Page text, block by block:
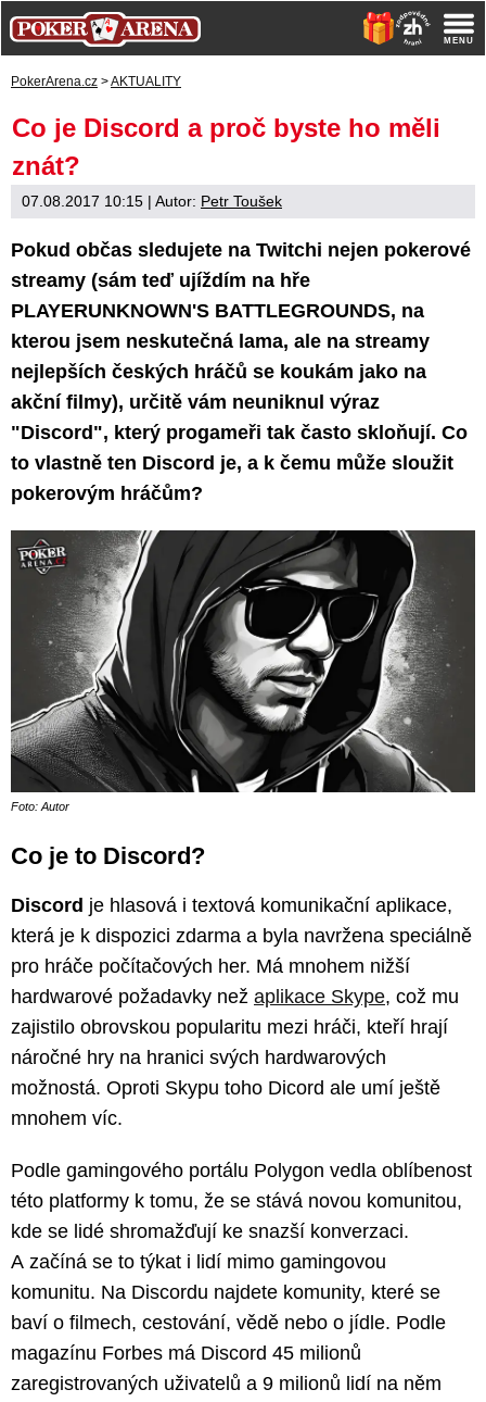
PokerArena.cz >AKTUALITY
Co je Discord a proč byste ho měli
znát?
07.08.2017 10:15 | Autor: Petr Toušek
Pokud občas sledujete na Twitchi nejen pokerové
streamy (sám teď ujíždím na hře
PLAYERUNKNOWN'S BATTLEGROUNDS, na
kterou jsem neskutečná lama, ale na streamy
nejlepších českých hráčů se koukám jako na
akční filmy), určitě vám neuniknul výraz
"Discord", který progameři tak často skloňují. Co
to vlastně ten Discord je, a k čemu může sloužit
pokerovým hráčům?
Foto: Autor
Co je to Discord?
Discord je hlasová i textová komunikační aplikace,
která je k dispozici zdarma a byla navržena speciálně
pro hráče počítačových her. Má mnohem nižší
hardwarové požadavky než aplikace Skype, což mu
zajistilo obrovskou popularitu mezi hráči, kteří hrají
náročné hry na hranici svých hardwarových
možnostá. Oproti Skypu toho Dicord ale umí ještě
mnohem víc.
Podle gamingového portálu Polygon vedla oblíbenost
této platformy k tomu, že se stává novou komunitou,
kde se lidé shromažďují ke snazší konverzaci.
A začíná se to týkat i lidí mimo gamingovou
komunitu. Na Discordu najdete komunity, které se
baví o filmech, cestování, vědě nebo o jídle. Podle
magazínu Forbes má Discord 45 milionů
zaregistrovaných uživatelů a 9 milionů lidí na něm